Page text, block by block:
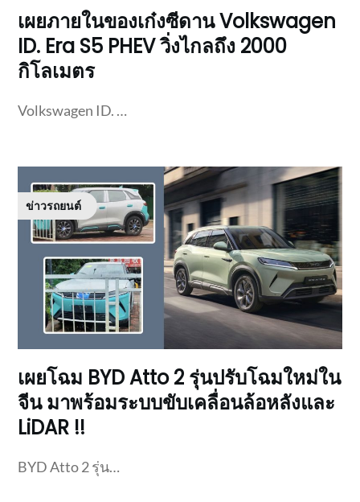
เผยภายในของเก๋งซีดาน Volkswagen
ID. Era S5 PHEV วิ่งไกลถึง 2000
กิโลเมตร
Volkswagen ID. …
ข่าวรถยนต์
เผยโฉม BYD Atto 2 รุ่นปรับโฉมใหม่ใน
จีน มาพร้อมระบบขับเคลื่อนล้อหลังและ
LiDAR !!
BYD Atto 2 รุ่น…